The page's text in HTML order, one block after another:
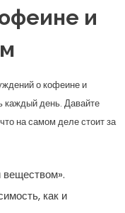
и
о кофеине и
каждый день. Давайте
на самом деле стоит за
как и